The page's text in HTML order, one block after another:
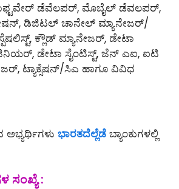
ಡೆವೆಲಪರ್, ಮೊಬೈಲ್ ಡೆವಲಪರ್,
ಡಿಜಿಟಲ್ ಚಾನೇಲ್ ಮ್ಯಾನೇಜರ್/
ಕ್ಲೌಡ್ ಮ್ಯಾನೇಜರ್, ಡೇಟಾ
ಡೇಟಾ ಸೈಂಟಿಸ್ಟ್, ಜೆನ್ ಎಐ, ಐಟಿ
ಟ್ಯಾಕ್ಸೆಷನ್/ಸಿಎ ಹಾಗೂ ವಿವಿಧ
ಭಾರತದೆಲ್ಲೆಡೆ ಬ್ಯಾಂಕುಗಳಲ್ಲಿ
ಸಂಖ್ಯೆ :